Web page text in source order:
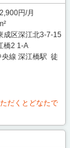
円/月
成区深江北3-7-15
橋2 1-A
線 深江橋駅 徒
だくとどなたで